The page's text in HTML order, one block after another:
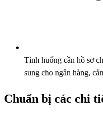
Tình huống cần hồ sơ
sung cho ngân hàng,
Chuẩn bị các chi